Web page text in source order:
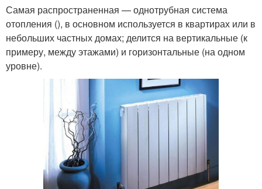
Самая распространенная — однотрубная система
отопления (), в основном используется в квартирах или в
небольших частных домах; делится на вертикальные (к
примеру, между этажами) и горизонтальные (на одном
уровне).